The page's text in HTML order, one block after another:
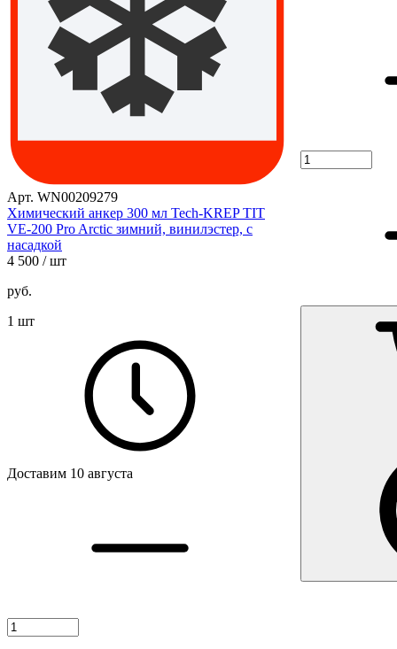
Арт. WN00209279
Химический анкер 300 мл Tech-KREP TIT
VE-200 Pro Arctic зимний, винилэстер, с
насадкой
4 500 / шт
руб.
1 шт
Доставим 10 августа